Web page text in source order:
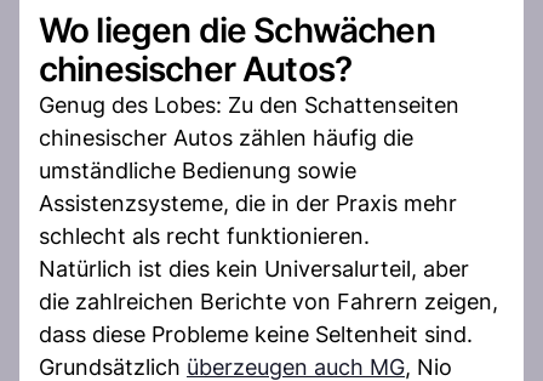
Wo liegen die Schwächen
chinesischer Autos?
Genug des Lobes: Zu den Schattenseiten
chinesischer Autos zählen häufig die
umständliche Bedienung sowie
Assistenzsysteme, die in der Praxis mehr
schlecht als recht funktionieren.
Natürlich ist dies kein Universalurteil, aber
die zahlreichen Berichte von Fahrern zeigen,
dass diese Probleme keine Seltenheit sind.
Grundsätzlich überzeugen auch MG, Nio